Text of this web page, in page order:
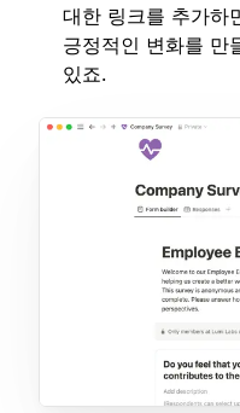
대한 링크를 추가하
긍정적인 변화를 만
있죠.